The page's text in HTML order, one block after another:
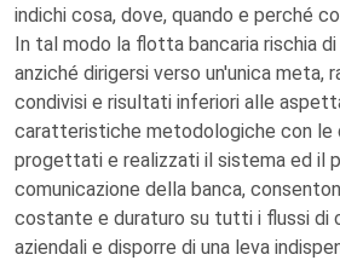
indichi cosa, dove, quando e perché
In tal modo la flotta bancaria rischia
anziché dirigersi verso un'unica meta,
condivisi e risultati inferiori alle
caratteristiche metodologiche con le
progettati e realizzati il sistema ed il
comunicazione della banca,
costante e duraturo su tutti i flussi di
aziendali e disporre di una leva